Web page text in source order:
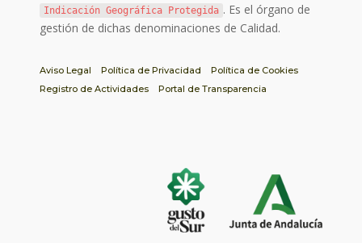
Indicación Geográfica Protegida . Es el órgano de
gestión de dichas denominaciones de Calidad.
Aviso Legal Política de Privacidad
Política de Cookies
Registro de Actividades
Portal de Transparencia